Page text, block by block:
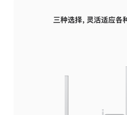
三种选择，灵活适应各